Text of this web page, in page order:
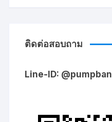
ติดต่อสอบถาม
Line-ID: @pumpban